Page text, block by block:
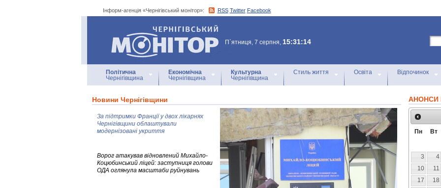
Інформ-агенція «Чернігівський монітор»: RSS Twitter Facebook
Інформ-агенція
«Чернігівський монітор»
П`ятниця, 7 серпня, 15:31:14
Політична
Чернігівщина
Економічна
Чернігівщина
Культурна
Чернігівщина
Стиль життя Освіта Відпочинок
Новини Чернігівщини
За підтримки Франції у двох лікарнях
Чернігівщини облаштували
модернізовані укриття
Ворог атакував відновлений Михайло-
Коцюбинський ліцей: заступниця голови
ОДА оглянула масштаби руйнувань
АНОНСИ
Пн Вт
3
4
10
11
17
18